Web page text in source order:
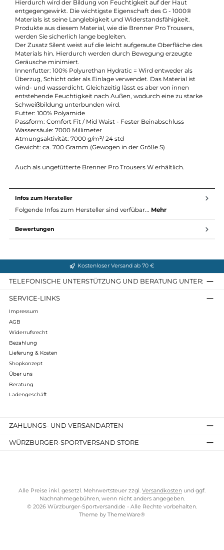
Update: Saison 2023/2024: Der Schnitt der Hose wurde
einmal verbessert!
Material Brenner Pro Winter Trousers W:
Material: G-1000® Silent Eco = Hierbei handelt es sich um ein
Mischgewebe aus 65% Polyester und 35% Baumwolle. Das
Material ist sowohl windabweisend wie auch wasserabweisend
dank der Imprägnierung. Diese kann mit
dem Fjällräven Greenland Wax noch zur wasserdichte erweitert
werden. Der Stoff ist zusätzlich auch sehr atmungsaktiv.
Hierdurch wird der Bildung von Feuchtigkeit auf der Haut
entgegengewirkt. Die wichtigste Eigenschaft des G - 1000®
Materials ist seine Langlebigkeit und Widerstandsfähigkeit.
Produkte aus diesem Material, wie die Brenner Pro Trousers,
Der Zusatz Silent weist auf die leicht aufgeraute Oberfläche
Materials hin. Hierdurch werden durch Bewegung erzeugte
Überzug, Schicht oder als Einlage verwendet. Das Material ist
wind- und wasserdicht. Gleichzeitig lässt es aber von innen
Schweißbildung unterbunden wird.
Wassersäule: 7000 Millimeter
Atmungsaktivität: 7000 g/m²/ 24 std
Gewicht: ca. 700 Gramm (Gewogen in der Größe S)
Auch als ungefütterte Brenner Pro Trousers W erhältlich.
Infos zum Hersteller
Folgende Infos zum Hersteller sind verfübar...
Bewertungen
TELEFONISCHE UNTERSTÜTZUNG UND BERATUNG
SERVICE-LINKS
Bezahlung
Lieferung & Kosten